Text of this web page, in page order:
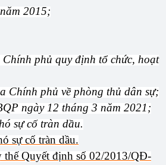
2015;
phủ quy định tổ chức, hoạt
Chính phủ về phòng thủ dân sự;
ngày 12 tháng 3 năm 2021;
sự cố tràn dầu.
sự cố tràn dầu.
Quyết định số 02/2013/QĐ-